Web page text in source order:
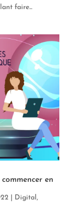
faire...
en
Digital,